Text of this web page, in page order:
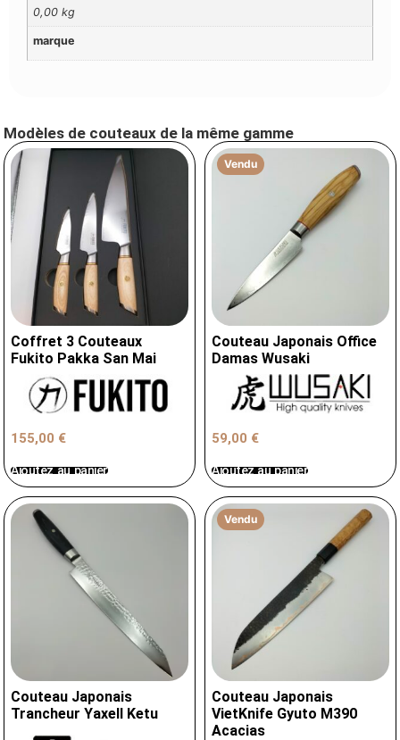
0,00 kg
marque
Modèles de couteaux de la même gamme
Coffret 3 Couteaux
Fukito Pakka San Mai
155,00 €
Ajoutez au panier
Vendu
Couteau Japonais Office
Damas Wusaki
59,00 €
Ajoutez au panier
Couteau Japonais
Trancheur Yaxell Ketu
Vendu
Couteau Japonais
VietKnife Gyuto M390
Acacias